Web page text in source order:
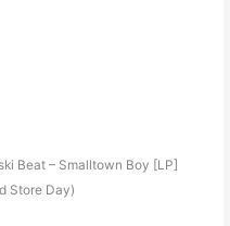
Beat – Smalltown Boy [LP]
Store Day)